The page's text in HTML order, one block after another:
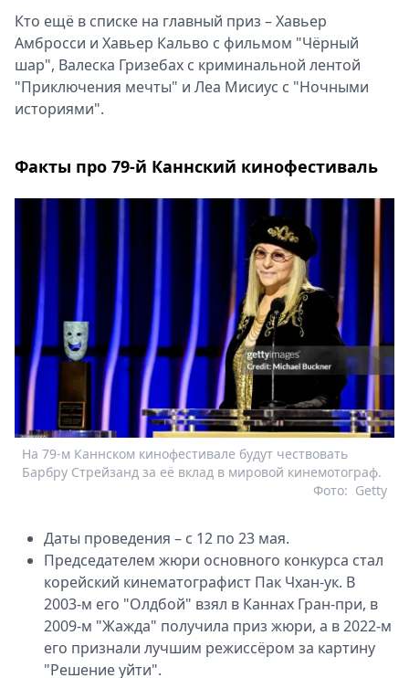
Кто ещё в списке на главный приз – Хавьер
Амбросси и Хавьер Кальво с фильмом "Чёрный
шар", Валеска Гризебах с криминальной лентой
"Приключения мечты" и Леа Мисиус с "Ночными
историями".
Факты про 79-й Каннский кинофестиваль
На 79-м Каннском кинофестивале будут чествовать
Барбру Стрейзанд за её вклад в мировой кинемотограф.
Getty
Фото:
Даты проведения – с 12 по 23 мая.
Председателем жюри основного конкурса стал
корейский кинематографист Пак Чхан-ук. В
2003-м его "Олдбой" взял в Каннах Гран-при, в
2009-м "Жажда" получила приз жюри, а в 2022-м
его признали лучшим режиссёром за картину
"Решение уйти".